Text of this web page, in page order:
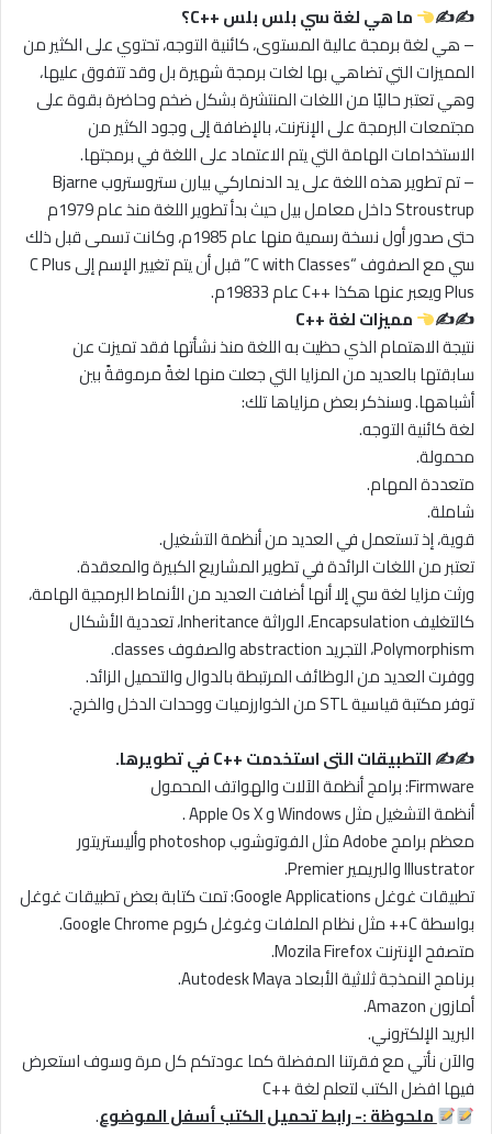
✍✍
ما هي لغة سي بلس بلس ++C؟
– هي لغة برمجة عالية المستوى، كائنية التوجه، تحتوي على الكثير من
المميزات التي تضاهي بها لغات برمجة شهيرة بل وقد تتفوق عليها،
وهي تعتبر حاليًا من اللغات المنتشرة بشكل ضخم وحاضرة بقوة على
مجتمعات البرمجة على الإنترنت، بالإضافة إلى وجود الكثير من
الاستخدامات الهامة التي يتم الاعتماد على اللغة في برمجتها.
– تم تطوير هذه اللغة على يد الدنماركي بيارن ستروستروب Bjarne
Stroustrup داخل معامل بيل حيث بدأ تطوير اللغة منذ عام 1979م
حتى صدور أول نسخة رسمية منها عام 1985م، وكانت تسمى قبل ذلك
سي مع الصفوف “C with Classes” قبل أن يتم تغيير الإسم إلى C Plus
Plus ويعبر عنها هكذا ++C عام 19833م.
✍✍
مميزات لغة ++C
نتيجة الاهتمام الذي حظيت به اللغة منذ نشأتها فقد تميزت عن
سابقتها بالعديد من المزايا التي جعلت منها لغةً مرموقةً بين
أشباهها. وسنذكر بعض مزاياها تلك:
لغة كائنية التوجه.
محمولة.
متعددة المهام.
شاملة.
قوية، إذ تستعمل في العديد من أنظمة التشغيل.
تعتبر من اللغات الرائدة في تطوير المشاريع الكبيرة والمعقدة.
ورثت مزايا لغة سي إلا أنها أضافت العديد من الأنماط البرمجية الهامة،
كالتغليف Encapsulation، الوراثة Inheritance، تعددية الأشكال
Polymorphism، التجريد abstraction والصفوف classes.
ووفرت العديد من الوظائف المرتبطة بالدوال والتحميل الزائد.
توفر مكتبة قياسية STL من الخوارزميات ووحدات الدخل والخرج.
✍✍ التطبيقات التى استخدمت ++C في تطويرها.
Firmware: برامج أنظمة الآلات والهواتف المحمول
أنظمة التشغيل مثل Windows و Apple Os X .
معظم برامج Adobe مثل الفوتوشوب photoshop وأليستريتور
Illustrator والبريمير Premier.
تطبيقات غوغل Google Applications: تمت كتابة بعض تطبيقات غوغل
بواسطة C++ مثل نظام الملفات وغوغل كروم Google Chrome.
متصفح الإنترنت Mozila Firefox.
برنامج النمذجة ثلاثية الأبعاد Autodesk Maya.
أمازون Amazon.
البريد الإلكتروني.
والآن نأتي مع فقرتنا المفضلة كما عودتكم كل مرة وسوف استعرض
فيها افضل الكتب لتعلم لغة ++C
ملحوظة :- رابط تحميل الكتب أسفل الموضوع.